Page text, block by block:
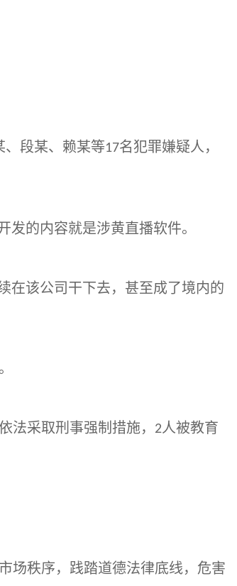
、段某、赖某等17名犯罪嫌疑人，
发的内容就是涉黄直播软件。
在该公司干下去，甚至成了境内的
法采取刑事强制措施， 2人被教育
场秩序，践踏道德法律底线，危害